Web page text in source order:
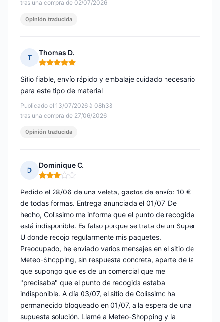
tras una compra de 02/07/2026
Opinión traducida
T
Thomas D.
Nota: 5 de 5
Publicado el 13/07/2026 à 08h38
tras una compra de 27/06/2026
Sitio fiable, envío rápido y embalaje cuidado necesario
para este tipo de material
Opinión traducida
D
Dominique C.
Nota: 3 de 5
Pedido el 28/06 de una veleta, gastos de envío: 10 €
de todas formas. Entrega anunciada el 01/07. De
hecho, Colissimo me informa que el punto de recogida
está indisponible. Es falso porque se trata de un Super
U donde recojo regularmente mis paquetes.
Preocupado, he enviado varios mensajes en el sitio de
Meteo-Shopping, sin respuesta concreta, aparte de la
que supongo que es de un comercial que me
"precisaba" que el punto de recogida estaba
indisponible. A día 03/07, el sitio de Colissimo ha
permanecido bloqueado en 01/07, a la espera de una
supuesta solución. Llamé a Meteo-Shopping y la